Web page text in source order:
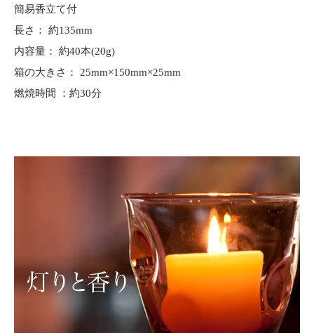
簡易香立て付
長さ： 約135mm
内容量： 約40本(20g)
箱の大きさ： 25mm×150mm×25mm
燃焼時間 ：約30分